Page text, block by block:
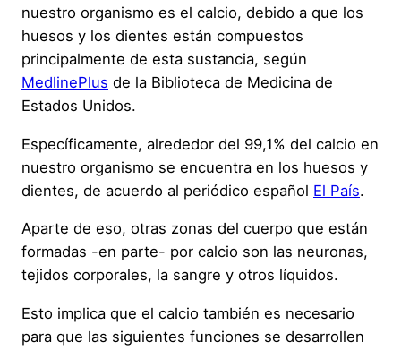
nuestro organismo es el calcio, debido a que los
huesos y los dientes están compuestos
principalmente de esta sustancia, según
MedlinePlus de la Biblioteca de Medicina de
Estados Unidos.
Específicamente, alrededor del 99,1% del calcio en
nuestro organismo se encuentra en los huesos y
dientes, de acuerdo al periódico español El País.
Aparte de eso, otras zonas del cuerpo que están
formadas -en parte- por calcio son las neuronas,
tejidos corporales, la sangre y otros líquidos.
Esto implica que el calcio también es necesario
para que las siguientes funciones se desarrollen